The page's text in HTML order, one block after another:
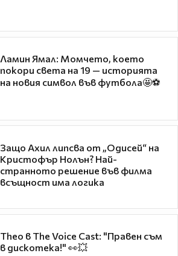
Ламин Ямал: Момчето, което
покори света на 19 — историята
на новия символ във футбола🤩⚽
Защо Ахил липсва от „Одисей“ на
Кристофър Нолън? Най-
странното решение във филма
всъщност има логика
Theo в The Voice Cast: "Правен съм
в дискотека!" 👀💥